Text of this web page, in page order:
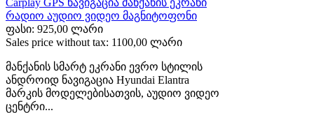
ფასი: 925,00 ლარი
Sales price without tax: 1100,00 ლარი
მანქანის სმარტ ეკრანი ევრო სტილის
ანდროიდ ნავიგაცია Hyundai Elantra
მარკის მოდელებისათვის, აუდიო ვიდეო
ცენტრი...